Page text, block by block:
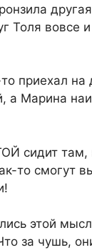
Толя вовсе
приехал на
а Марина
сидит
то смогут
этой
за чушь,